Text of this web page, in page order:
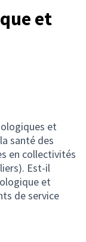
et
et
santé des
en collectivités
Est-il
et
de service